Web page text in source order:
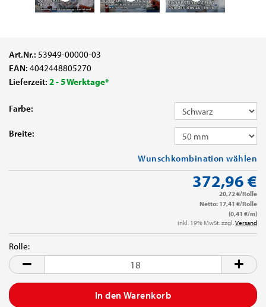
Art.Nr.: 53949-00000-03
EAN: 4042448805270
Lieferzeit: 2 - 5 Werktage*
Farbe:
Breite:
Wunschkombination wählen
372,96 €
20,72 €/Rolle
Netto: 17,41 €/Rolle
(0,41 €/m)
inkl. 19% MwSt. zzgl.Versand
Rolle:
Rolle